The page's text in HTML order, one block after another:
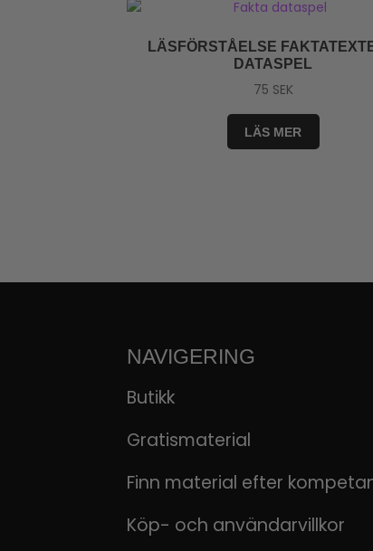
LÄSFÖRSTÅELSE
DATASPEL
75 SEK
LÄS MER
NAVIGERING
Butikk
Gratismaterial
Finn material efter
Köp- och användarvillkor